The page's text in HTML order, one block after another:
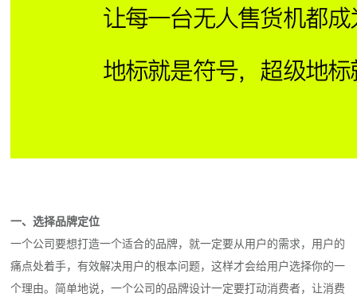
一、选择品牌定位
一个公司要想打造一个适合的品牌，就一定要从用户的需求，用户的
痛点处着手，有效解决用户的根本问题，这样才会给用户选择你的一
个理由。简单地说，一个公司的品牌设计一定要打动消费者，让消费